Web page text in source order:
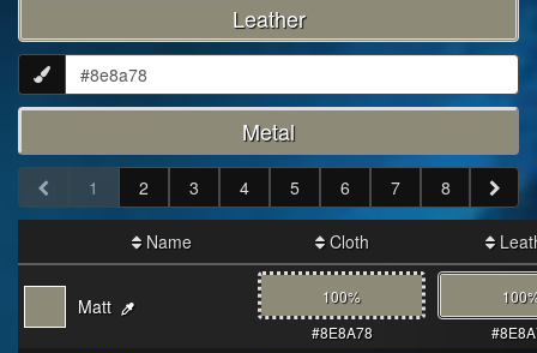
Leather
Metal
1 2 3 4 5 6 7 8
Name Cloth
Matt
100%
#8E8A78